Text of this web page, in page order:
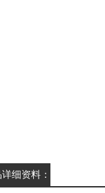
细资料：